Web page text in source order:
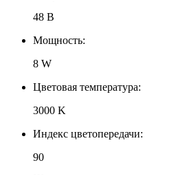
48 В
Мощность:
8 W
Цветовая температура:
3000 K
Индекс цветопередачи:
90